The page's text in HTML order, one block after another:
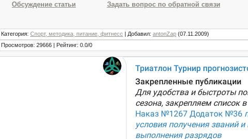
Обсуждение статьи Задать вопрос по обратной связи
Категория: Спорт, методика, питание, фитнесс | Добавил: antonZap (07.11.2009)
Просмотров: 29666 | Рейтинг: 0.0/0